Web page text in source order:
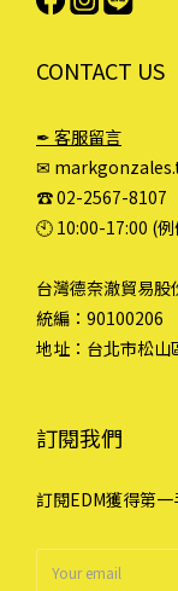
CONTACT US
✒ 客服留言
✉
☎︎ 02-2567-8107
🕙︎ 10:00-17:00 (
台灣德奈澈貿易股
統編：90100206
地址：台北市松
訂閱我們
訂閱EDM獲得第